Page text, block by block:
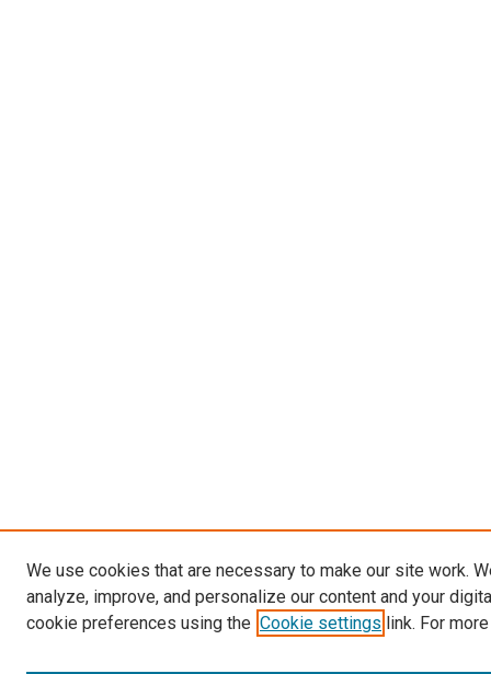
We use cookies that are necessary to make our site work.
analyze, improve, and personalize our content and your
cookie preferences using the Cookie settings link. For